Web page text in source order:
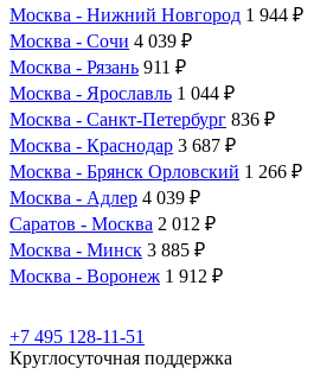
Москва - Нижний Новгород 1 944 ₽
Москва - Сочи 4 039 ₽
Москва - Рязань 911 ₽
Москва - Ярославль 1 044 ₽
Москва - Санкт-Петербург 836 ₽
Москва - Краснодар 3 687 ₽
Москва - Брянск Орловский 1 266 ₽
Москва - Адлер 4 039 ₽
Саратов - Москва 2 012 ₽
Москва - Минск 3 885 ₽
Москва - Воронеж 1 912 ₽
+7 495 128-11-51
Круглосуточная поддержка